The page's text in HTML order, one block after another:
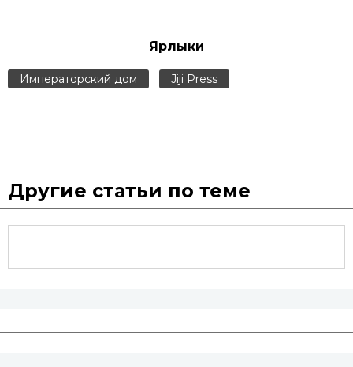
Ярлыки
Императорский дом Jiji Press
Другие статьи по теме